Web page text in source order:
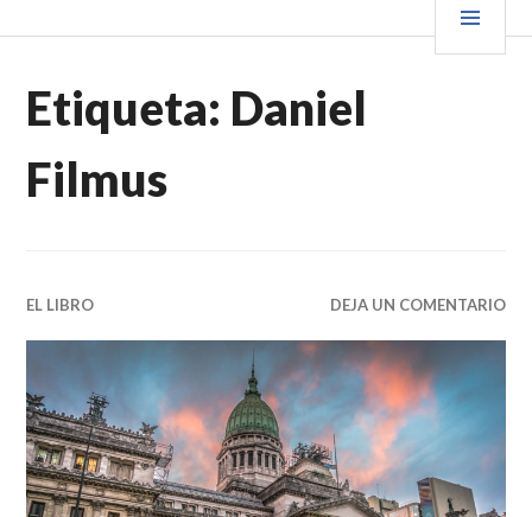
al VENDER+LIBROS NOTICIAS
Etiqueta: Daniel
Filmus
EL LIBRO DEJA UN COMENTARIO